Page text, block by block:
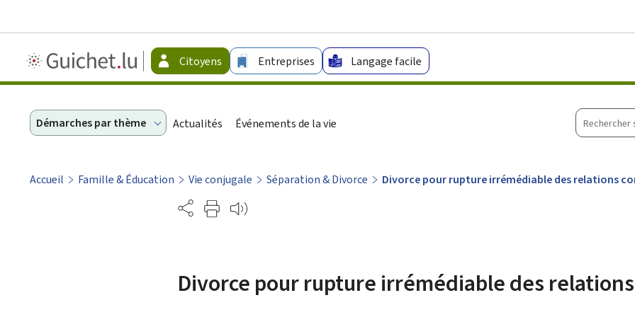
Guichet.lu
-
Citoyens Entreprises Langage facile
Démarches par thème Actualités Événements de la vie
sur
site
Accueil Famille & Éducation Vie conjugale Séparation & Divorce
Divorce pour rupture irrémédiable des relations
Partage
Divorce pour rupture irrémédiable des